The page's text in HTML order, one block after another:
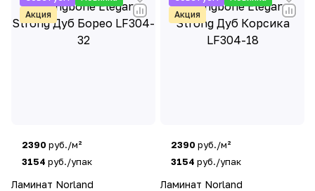
Акция
2390 руб./м²
3154 руб./упак
Ламинат Norland
Акция
2390 руб./м²
3154 руб./упак
Ламинат Norland